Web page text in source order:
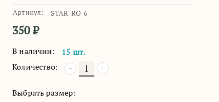
Артикул: STAR-RO-6
350₽
В наличии:
15 шт.
Количество:
+
−
Выбрать размер: